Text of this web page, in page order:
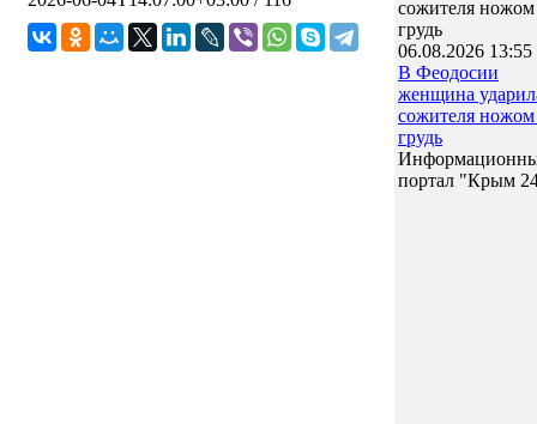
06.08.2026 13:55
В Феодосии
женщина
сожителя
грудь
портал "Крым